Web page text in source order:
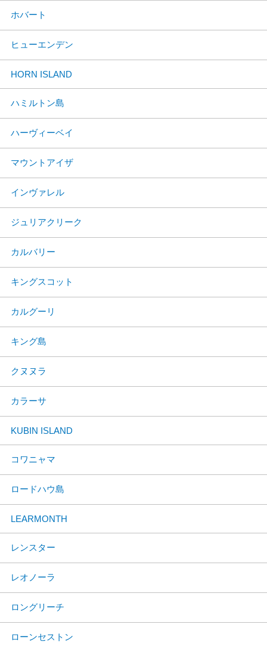
ホバート
ヒューエンデン
HORN ISLAND
ハミルトン島
ハーヴィーベイ
マウントアイザ
インヴァレル
ジュリアクリーク
カルバリー
キングスコット
カルグーリ
キング島
クヌヌラ
カラーサ
KUBIN ISLAND
コワニャマ
ロードハウ島
LEARMONTH
レンスター
レオノーラ
ロングリーチ
ローンセストン